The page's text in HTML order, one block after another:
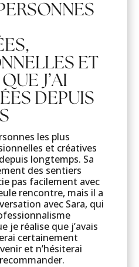
ET
J’AI
DEPUIS
les plus
et créatives
longtemps. Sa
des sentiers
pas facilement avec
rencontre, mais il a
avec Sara, qui
je réalise que j’avais
certainement
et n’hésiterai